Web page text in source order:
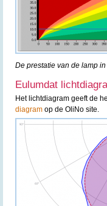
De prestatie van de lamp
Eulumdat
Het lichtdiagram geeft de
diagram op de OliNo site.